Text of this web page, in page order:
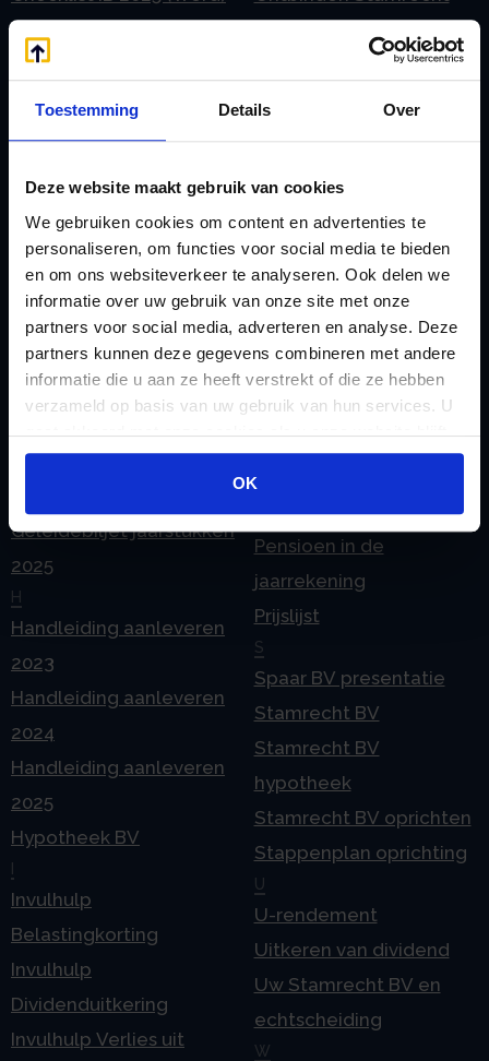
Toestemming Details Over
Deze website maakt gebruik van cookies
We gebruiken cookies om content en advertenties te
personaliseren, om functies voor social media te bieden
en om ons websiteverkeer te analyseren. Ook delen we
informatie over uw gebruik van onze site met onze
partners voor social media, adverteren en analyse. Deze
partners kunnen deze gegevens combineren met andere
informatie die u aan ze heeft verstrekt of die ze hebben
verzameld op basis van uw gebruik van hun services. U
gaat akkoord met onze cookies als u onze website blijft
gebruiken.
OK
Contact
Stamrecht BV
Emigratie Pensioen BV
Fiscale waardering
Flex BV oprichten of
omzetten
Geleidebiljet jaarstukken
Geleidebiljet jaarstukken
Geleidebiljet jaarstukken
2025
H
Handleiding aanleveren
2023
Handleiding aanleveren
2024
Handleiding aanleveren
2025
Hypotheek BV
Invulhulp
Belastingkorting
Invulhulp
Dividenduitkering
Invulhulp Verlies uit
Onzakelijke lening
Stamrecht BV
banksparen
Overgang naar
Stamrecht BV
Pensioen BV
Pensioen BV bij
overlijden
Pensioen BV en
echtscheiding
Pensioen in de
jaarrekening
Prijslijst
S
Spaar BV presentatie
Stamrecht BV
Stamrecht BV
hypotheek
Stamrecht BV oprichten
Stappenplan oprichting
U
U-rendement
Uitkeren van dividend
Uw Stamrecht BV en
echtscheiding
W